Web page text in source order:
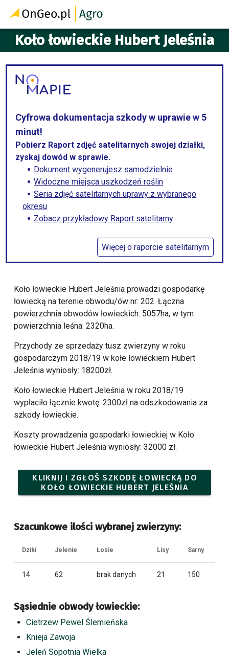
Koło łowieckie Hubert Jeleśnia
Cyfrowa dokumentacja szkody w uprawie w 5
minut!
Pobierz Raport zdjęć satelitarnych swojej działki,
zyskaj dowód w sprawie.
Dokument wygenerujesz samodzielnie
Widoczne miejsca uszkodzeń roślin
Seria zdjęć satelitarnych uprawy z wybranego
okresu
Zobacz przykładowy Raport satelitarny
Więcej o raporcie satelitarnym
Koło łowieckie Hubert Jeleśnia prowadzi gospodarkę
łowiecką na terenie obwodu/ów nr: 202. Łączna
powierzchnia obwodów łowieckich: 5057ha, w tym
powierzchnia leśna: 2320ha.
Przychody ze sprzedaży tusz zwierzyny w roku
gospodarczym 2018/19 w kołe łowieckiem Hubert
Jeleśnia wyniosły: 18200zł.
Koło łowieckie Hubert Jeleśnia w roku 2018/19
wypłaciło łącznie kwotę: 2300zł na odszkodowania za
szkody łowieckie.
Koszty prowadzenia gospodarki łowieckiej w Koło
łowieckie Hubert Jeleśnia wyniosły: 32000 zł.
KLIKNIJ I ZGŁOŚ SZKODĘ ŁOWIECKĄ DO
KOŁO ŁOWIECKIE HUBERT JELEŚNIA
Szacunkowe ilości wybranej zwierzyny:
Dziki Jelenie Łosie Lisy Sarny
14 62 brak danych 21 150
Sąsiednie obwody łowieckie:
Cietrzew Pewel Ślemieńska
Knieja Zawoja
Jeleń Sopotnia Wielka